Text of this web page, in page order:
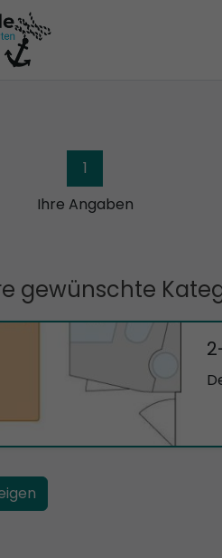
1
Ihre Angaben
gewünschte